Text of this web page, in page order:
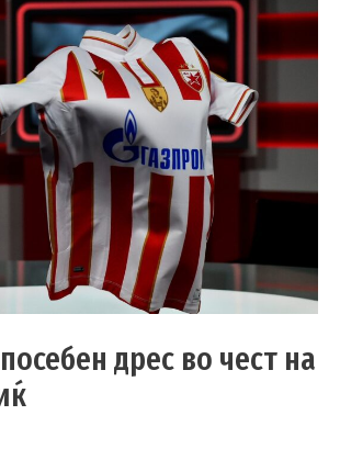
дрес во чест на